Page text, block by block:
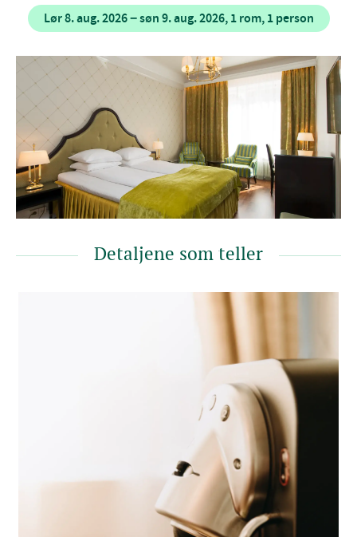
lør 8. aug. 2026 − søn 9. aug. 2026, 1 rom, 1 person
Detaljene som teller